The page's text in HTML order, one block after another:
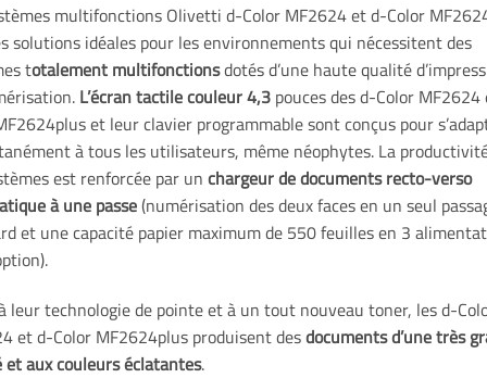
multifonctions Olivetti d-Color MF2624 et d-Color
solutions idéales pour les environnements qui nécessitent des
totalement multifonctionsdotés d’une haute qualité
L’écran tactile couleur 4,3 pouces des d-Color
et leur clavier programmable sont conçus pour
à tous les utilisateurs, même néophytes. La
est renforcée par un chargeur de documents recto-verso
à une passe(numérisation des deux faces en un seul
et une capacité papier maximum de 550 feuilles en 3
leur technologie de pointe et à un tout nouveau toner, les d-
et d-Color MF2624plus produisent desdocuments d’une très
aux couleurs éclatantes.